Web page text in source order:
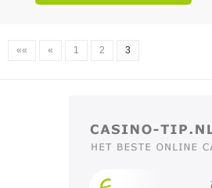
«« « 1 2 3